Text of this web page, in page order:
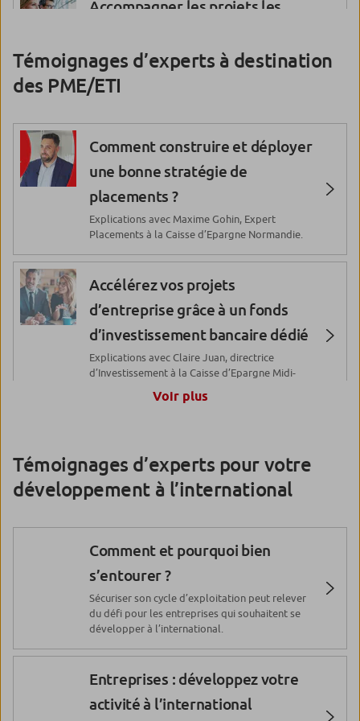
DECOUPAGE
L’entreprise Facylities Multi
Services
Les Licornes : la génération
demain
Polytopoly : une plateforme
numérique pour doper le marché
du plastique recyclé
Kayrros : les clés du financement
d’une deeptech verte
Ledger : interview d’Eric
Selency : les clés du financement
d’une start-up, par Charlotte
Le slip français : une belle
histoire entrepreneuriale
Accompagner les projets les
financements structurés
Témoignages d’experts à destination
des PME/ETI
Comment construire et déployer
une bonne stratégie de
placements ?
Explications avec Maxime Gohin, Expert
Placements à la Caisse d’Epargne Normandie.
Accélérez vos projets
d’entreprise grâce à un fonds
d’investissement bancaire dédié
Explications avec Claire Juan, directrice
d’Investissement à la Caisse d’Epargne Midi-
opportunité pour les dirigeants
et leurs entreprises
Entreprises et Institutionnels à la Caisse
d’Epargne Bretagne Pays de Loire.
Entreprises : pourquoi et
comment placer ses excédents
Expertise et solutions
Voir plus
Témoignages d’experts pour votre
développement à l’international
Comment et pourquoi bien
s’entourer ?
Sécuriser son cycle d’exploitation peut relever
du défi pour les entreprises qui souhaitent se
développer à l’international.
Entreprises : développez votre
activité à l’international